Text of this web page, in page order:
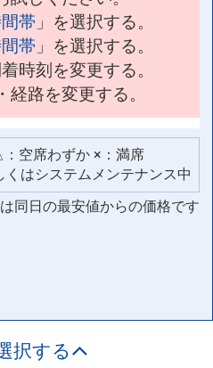
帯 」を選択する。
帯 」を選択する。
時刻を変更する。
経路を変更する。
空席わずか ×：満席
くはシステムメンテナンス中
同日の最安値からの価格です
択する